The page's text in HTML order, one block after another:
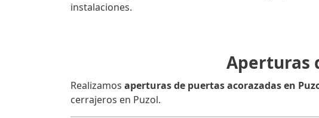
instalaciones.
Aperturas
Realizamos aperturas de puertas acorazadas en
cerrajeros en Puzol.